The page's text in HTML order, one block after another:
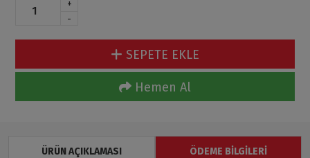
+
-
SEPETE EKLE
Hemen Al
ÜRÜN AÇIKLAMASI ÖDEME BILGILERI